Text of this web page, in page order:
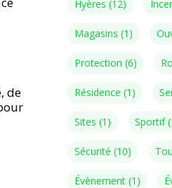
de
Hyères (12)
Magasins (1)
Protection (6)
Résidence (1)
Sites (1) Sportif
Sécurité (10)
Évènement(1)